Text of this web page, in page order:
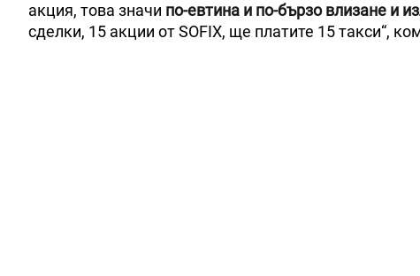
акция, това значи по-евтина и по-бързо влизане и
сделки, 15 акции от SOFIX, ще платите 15 такси“,